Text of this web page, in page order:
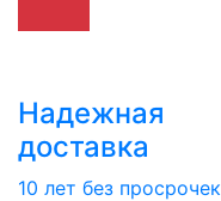
Надежная
доставка
10 лет без просрочек